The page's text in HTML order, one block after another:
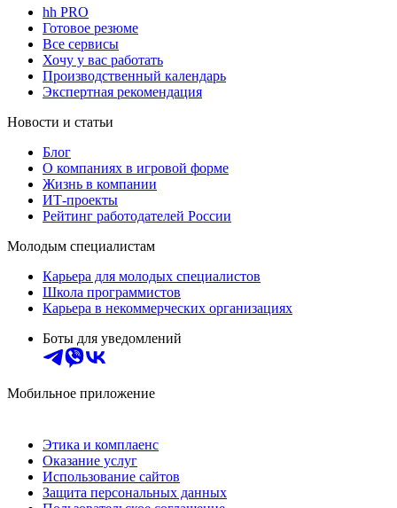
hh PRO
Готовое резюме
Все сервисы
Хочу у вас работать
Производственный календарь
Экспертная рекомендация
Новости и статьи
Блог
О компаниях в игровой форме
Жизнь в компании
ИТ-проекты
Рейтинг работодателей России
Молодым специалистам
Карьера для молодых специалистов
Школа программистов
Карьера в некоммерческих организациях
Боты для уведомлений
Мобильное приложение
Этика и комплаенс
Оказание услуг
Использование сайтов
Защита персональных данных